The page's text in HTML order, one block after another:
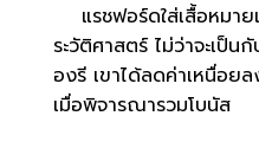
แรชฟอร์ดใส่เสื้อหมา
ระวัติศาสตร์ ไม่ว่าจะเป็
องรี เขาได้ลดค่าเหนื่อย
เมื่อพิจารณารวมโบนัส